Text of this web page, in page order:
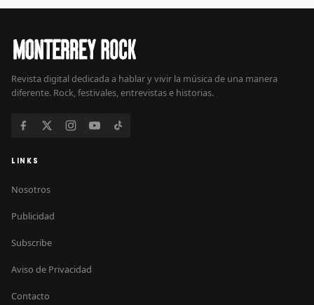
Revista digital dedicada a hablar y vivir la música de una manera
diferente. Rock, festivales, entrevistas e historias.
LINKS
Nosotros
Publicidad
Subscribe
Aviso de Privacidad
Contacto